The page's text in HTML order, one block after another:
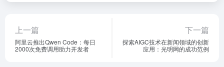
上一篇
阿里云推出Qwen Code：每日
2000次免费调用助力开发者
下一篇
探索AIGC技术在新闻领域的创新
应用：光明网的成功范例